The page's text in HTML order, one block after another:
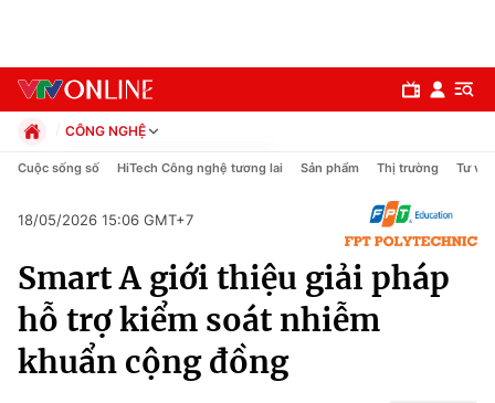
Chính trị
Xã hội
CÔNG NGHỆ
Chính trị
Pháp luật
Thể thao
Truyền hình
Văn hóa - Giải trí
Y tế
Cuộc sống số HiTech Công nghệ tương lai Sản phẩm Thị trường Tư vấn
18/05/2026 15:06 GMT+7
Smart A giới thiệu giải pháp
hỗ trợ kiểm soát nhiễm
khuẩn cộng đồng